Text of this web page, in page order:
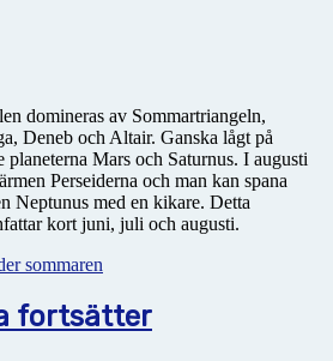
domineras av Sommartriangeln,
Deneb och Altair. Ganska lågt på
planeterna Mars och Saturnus. I augusti
Perseiderna och man kan spana
Neptunus med en kikare. Detta
kort juni, juli och augusti.
sommaren
fortsätter